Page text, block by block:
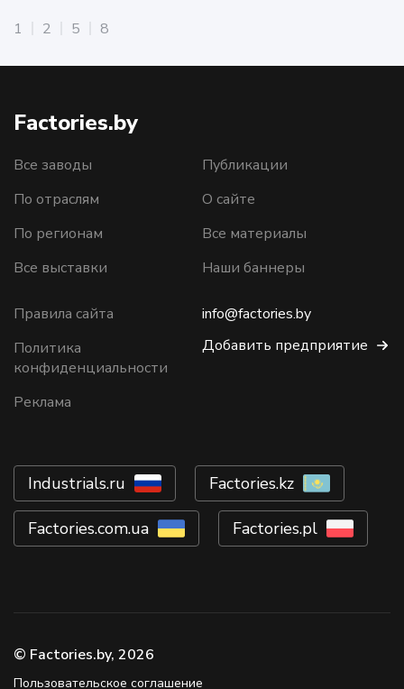
1 2 5 8
Factories.by
Все заводы
По отраслям
По регионам
Все выставки
Публикации
О сайте
Все материалы
Наши баннеры
Правила сайта
Политика
конфиденциальности
Реклама
info@factories.by
Добавить предприятие
Industrials.ru Factories.kz
Factories.com.ua Factories.pl
© Factories.by, 2026
Пользовательское соглашение